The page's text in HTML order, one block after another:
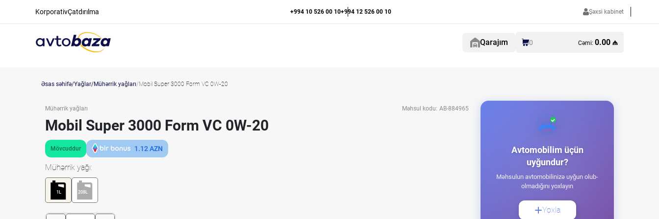
KorporativÇatdırılma +994 10 526 00 10+994 12 526 00 10 Şəxsi kabinet
Qarajım 0 Cəmi: 0.00 ₼
Əsas səhifə Yağlar Mühərrik yağları Mobil Super 3000 Form VC 0W-20
Mühərrik yağları Məhsul kodu: AB-884965
Mobil Super 3000 Form VC 0W-20
Mövcuddur 1.12AZN
Mühərrik yağı:
1L 208L
Avtomobilim üçün
uyğundur?
Məhsulun avtomobilinizə uyğun olub-
olmadığını yoxlayın
Yoxla